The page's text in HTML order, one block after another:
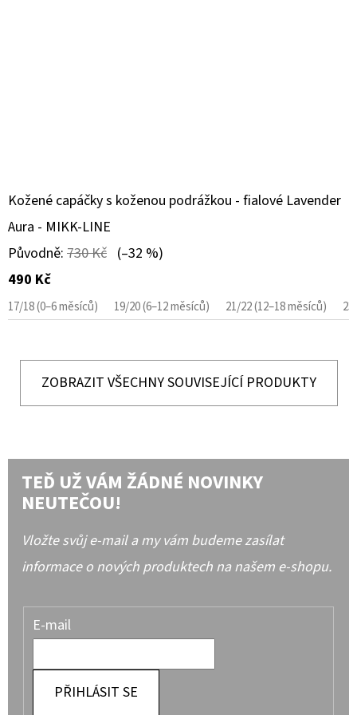
Kožené capáčky s koženou podrážkou - fialové Lavender
Aura - MIKK-LINE
Původně: 730 Kč (–32 %)
490 Kč
17/18 (0–6 měsíců) 19/20 (6–12 měsíců) 21/22 (12–18 měsíců)
ZOBRAZIT VŠECHNY SOUVISEJÍCÍ PRODUKTY
TEĎ UŽ VÁM ŽÁDNÉ NOVINKY
NEUTEČOU!
Vložte svůj e-mail a my vám budeme zasílat
informace o nových produktech na našem e-shopu.
E-mail
PŘIHLÁSIT SE